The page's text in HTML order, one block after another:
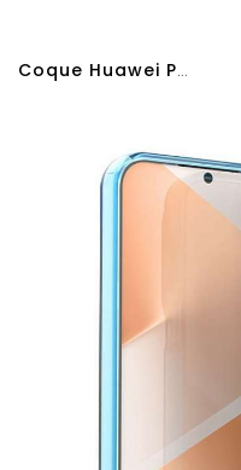
Coque Huawei Pura 80 SULADA